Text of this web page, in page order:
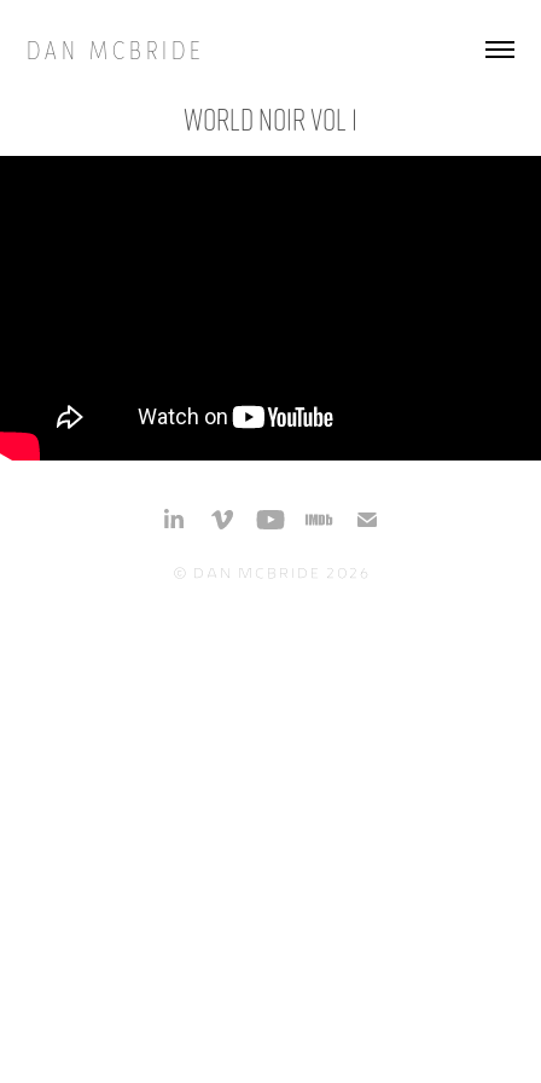
D A N   M C B R I D E
World Noir Vol 1
© Dan McBride 2026